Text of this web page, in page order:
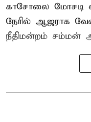
காசோலை மோசடி
நேரில் ஆஜராக
நீதிமன்றம் சம்மன்